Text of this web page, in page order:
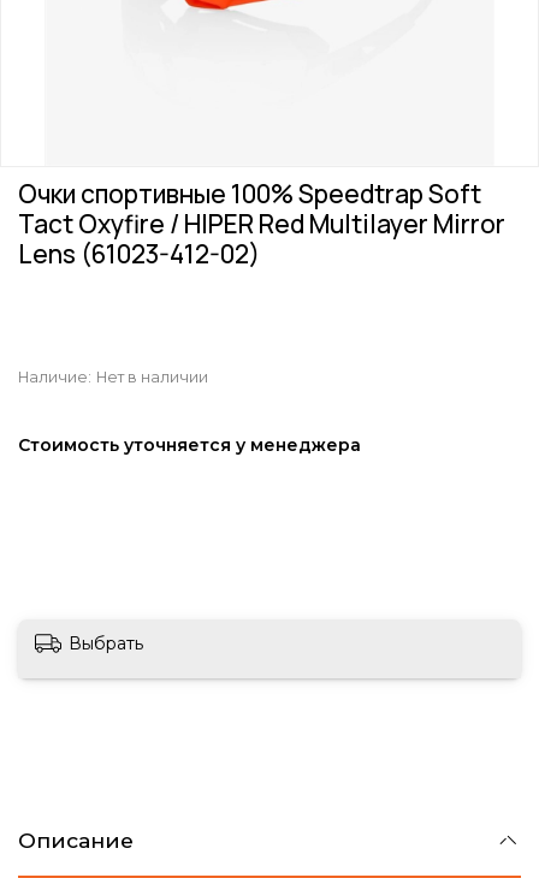
Наличие: Нет в наличии
Очки спортивные 100% Speedtrap Soft
Tact Oxyfire / HIPER Red Multilayer Mirror
Lens (61023-412-02)
Стоимость уточняется у менеджера
Выбрать
Описание